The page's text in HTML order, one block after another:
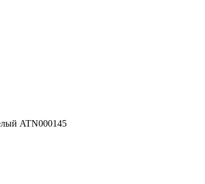
ATN000145